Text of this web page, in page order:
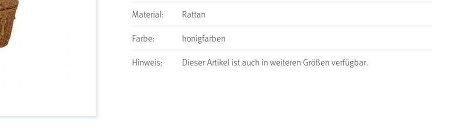
Material:
Rattan
Farbe:
honigfarben
Hinweis:
Dieser Artikel ist auch in weiteren Größen verfügbar.